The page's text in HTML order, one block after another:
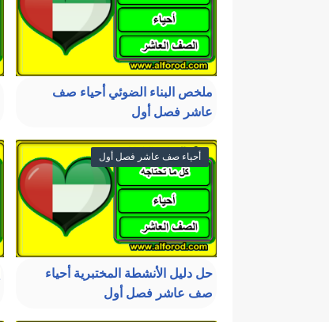
ملخص البناء الضوئي أحياء صف
عاشر فصل أول
أحياء صف عاشر فصل أول
حل دليل الأنشطة المختبرية أحياء
صف عاشر فصل أول